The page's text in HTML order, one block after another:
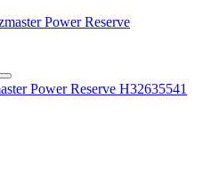
Power Reserve H32635541